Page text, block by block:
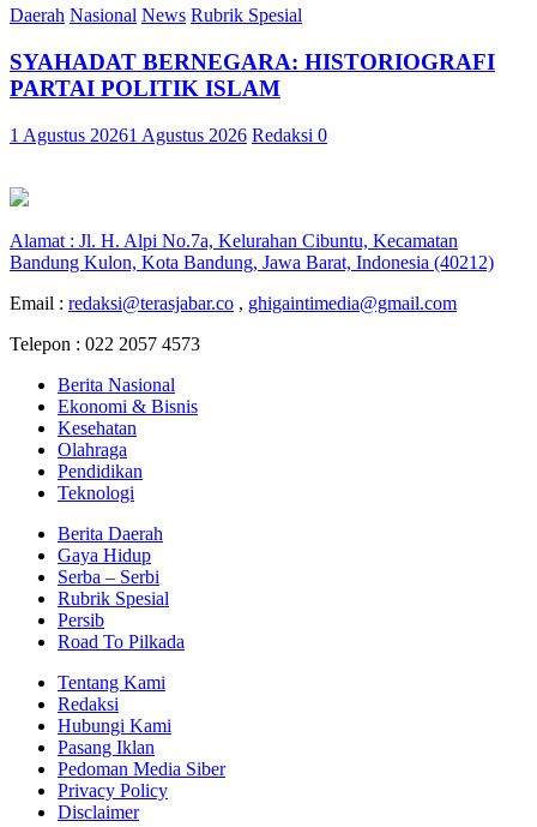
Daerah Nasional News Rubrik Spesial
SYAHADAT BERNEGARA: HISTORIOGRAFI
PARTAI POLITIK ISLAM
1 Agustus 20261 Agustus 2026 Redaksi 0
Alamat : Jl. H. Alpi No.7a, Kelurahan Cibuntu, Kecamatan
Bandung Kulon, Kota Bandung, Jawa Barat, Indonesia (40212)
Email : redaksi@terasjabar.co , ghigaintimedia@gmail.com
Telepon : 022 2057 4573
Berita Nasional
Ekonomi & Bisnis
Kesehatan
Olahraga
Pendidikan
Teknologi
Berita Daerah
Gaya Hidup
Serba – Serbi
Rubrik Spesial
Persib
Road To Pilkada
Tentang Kami
Redaksi
Hubungi Kami
Pasang Iklan
Pedoman Media Siber
Privacy Policy
Disclaimer